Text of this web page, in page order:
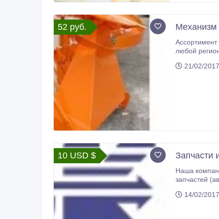
52 руб. Механизм
любой регион России, Казахстана и Белоруссии следующими
21/02/2017
10 USD $ Запчасти
Наша компания DK TRADE Co., располагается в г.
запчастей (автобусы, грузовики), авто и любой спецтехники корейского
14/02/2017